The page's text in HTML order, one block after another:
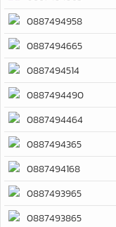
0887494958
0887494665
0887494514
0887494490
0887494464
0887494365
0887494168
0887493965
0887493865